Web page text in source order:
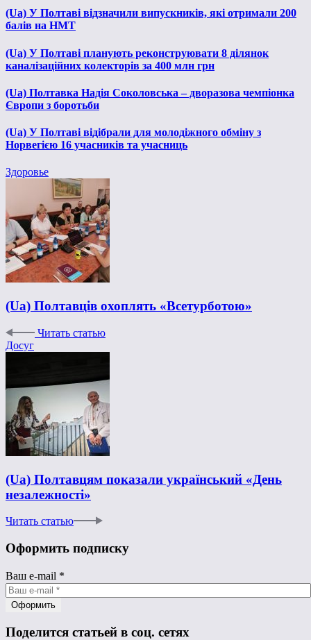
(Ua) У Полтаві відзначили випускників, які отримали 200
балів на НМТ
(Ua) У Полтаві планують реконструювати 8 ділянок
каналізаційних колекторів за 400 млн грн
(Ua) Полтавка Надія Соколовська – дворазова чемпіонка
Європи з боротьби
(Ua) У Полтаві відібрали для молодіжного обміну з
Норвегією 16 учасників та учасниць
Здоровье
(Ua) Полтавців охоплять «Всетурботою»
Читать статью
Досуг
(Ua) Полтавцям показали український «День
незалежності»
Читать статью
Оформить подписку
Ваш e-mail *
Поделится статьей в соц. сетях